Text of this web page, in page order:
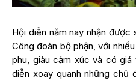
Hội diễn năm nay nhận
Công đoàn bộ phận, với
phu, giàu cảm xúc và có giá
diễn xoay quanh những chủ